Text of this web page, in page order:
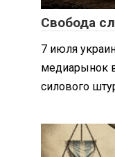
Свобода
7 июля
медиарынок
силового